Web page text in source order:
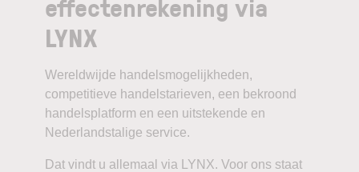
LYNX
Wereldwijde handelsmogelijkheden,
competitieve handelstarieven, een bekroond
handelsplatform en een uitstekende en
Nederlandstalige service.
Dat vindt u allemaal via LYNX. Voor ons staat